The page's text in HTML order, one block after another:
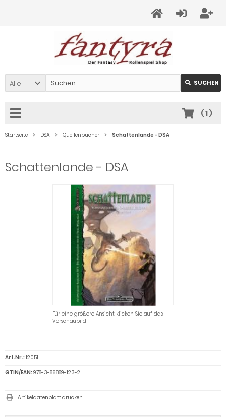
Alle SUCHEN
(1)
Startseite DSA Quellenbücher Schattenlande - DSA
Schattenlande - DSA
Für eine größere Ansicht klicken Sie auf das
Vorschaubild
Art.Nr.: 12051
GTIN/EAN: 978-3-86889-123-2
Artikeldatenblatt drucken